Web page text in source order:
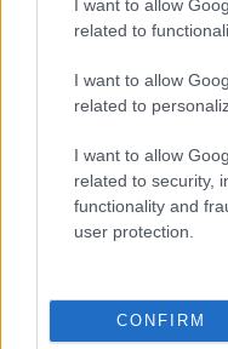
I want to allow
related to
I want to allow
related to
I want to allow
related to security,
functionality and
user protection.
CONFIRM
«Αν δεν φρέναρε, θα
από μια Bentley στο
ΣΗΡΙΑΛ= στον
Απαντήστε